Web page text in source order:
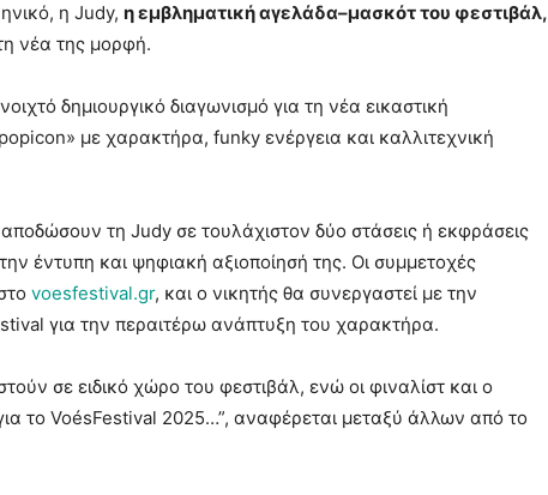
η Judy, η εμβληματική αγελάδα–μασκότ του φεστιβάλ,
νέα της μορφή.
δημιουργικό διαγωνισμό για τη νέα εικαστική
με χαρακτήρα, funky ενέργεια και καλλιτεχνική
τη Judy σε τουλάχιστον δύο στάσεις ή εκφράσεις
έντυπη και ψηφιακή αξιοποίησή της. Οι συμμετοχές
voesfestival.gr, και ο νικητής θα συνεργαστεί με την
για την περαιτέρω ανάπτυξη του χαρακτήρα.
σε ειδικό χώρο του φεστιβάλ, ενώ οι φιναλίστ και ο
το VoésFestival 2025…”, αναφέρεται μεταξύ άλλων από το